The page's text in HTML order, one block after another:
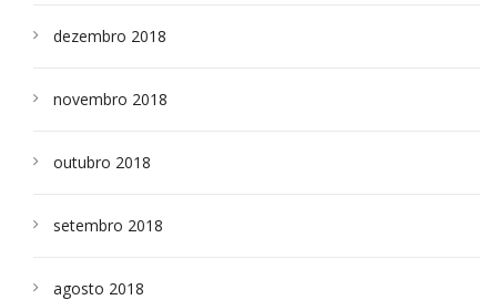
dezembro 2018
novembro 2018
outubro 2018
setembro 2018
agosto 2018